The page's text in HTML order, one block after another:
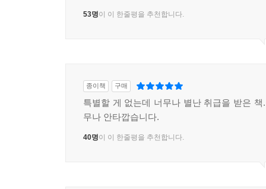
53명이 이 한줄평을 추천합니다.
종이책 구매
특별할 게 없는데 너무나 별난 취급을 받은
무나 안타깝습니다.
40명이 이 한줄평을 추천합니다.